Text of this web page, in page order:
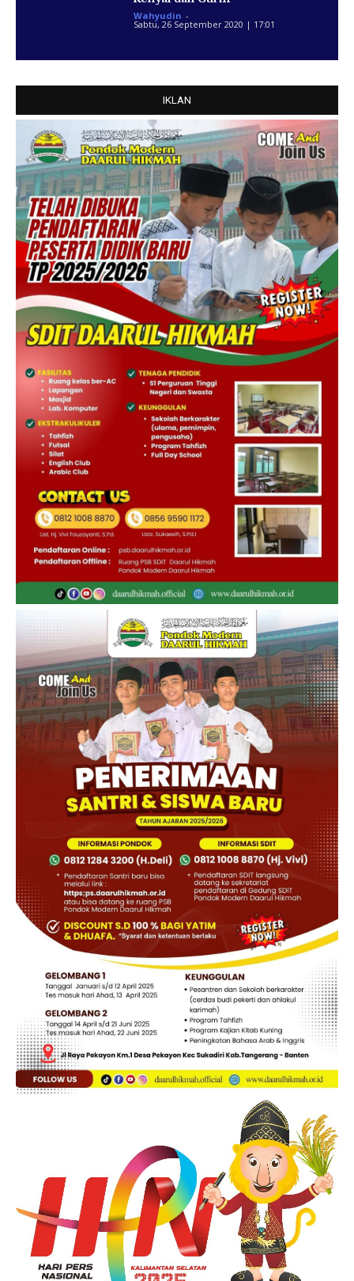
Wahyudin -
Sabtu, 26 September 2020 | 17:01
IKLAN